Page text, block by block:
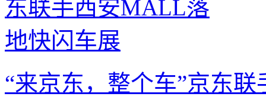
“来京东，整个车”京东